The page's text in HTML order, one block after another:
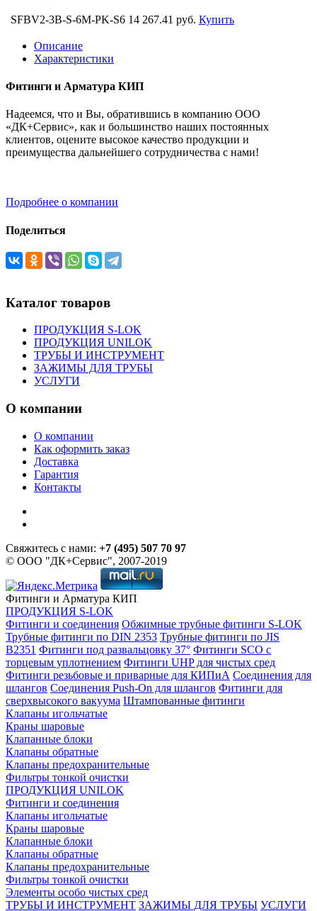
SFBV2-3B-S-6M-PK-S6 14 267.41 руб. Купить
Описание
Характеристики
Фитинги и Арматура КИП
Надеемся, что и Вы, обратившись в компанию ООО
«ДК+Сервис», как и большинство наших постоянных
клиентов, оцените высокое качество продукции и
преимущества дальнейшего сотрудничества с нами!
Подробнее о компании
Поделиться
Каталог товаров
ПРОДУКЦИЯ S-LOK
ПРОДУКЦИЯ UNILOK
ТРУБЫ И ИНСТРУМЕНТ
ЗАЖИМЫ ДЛЯ ТРУБЫ
УСЛУГИ
О компании
О компании
Как оформить заказ
Доставка
Гарантия
Контакты
Свяжитесь с нами: +7 (495) 507 70 97
© ООО "ДК+Сервис", 2007-2019
Фитинги и Арматура КИП
ПРОДУКЦИЯ S-LOK
Фитинги и соединения Обжимные трубные фитинги S-LOK
Трубные фитинги по DIN 2353 Трубные фитинги по JIS
B2351 Фитинги под развальцовку 37° Фитинги SCO с
торцевым уплотнением Фитинги UHP для чистых сред
Фитинги резьбовые и приварные для КИПиА Соединения для
шлангов Соединения Push-On для шлангов Фитинги для
сверхвысокого вакуума Штампованные фитинги
Клапаны игольчатые
Краны шаровые
Клапанные блоки
Клапаны обратные
Клапаны предохранительные
Фильтры тонкой очистки
ПРОДУКЦИЯ UNILOK
Фитинги и соединения
Клапаны игольчатые
Краны шаровые
Клапанные блоки
Клапаны обратные
Клапаны предохранительные
Фильтры тонкой очистки
Элементы особо чистых сред
ТРУБЫ И ИНСТРУМЕНТ ЗАЖИМЫ ДЛЯ ТРУБЫ УСЛУГИ